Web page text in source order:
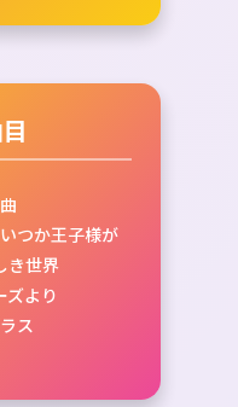
つか王子様が
き世界
ズより
ス